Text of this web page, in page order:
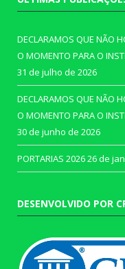
DECLARAMOS QUE NÃO
O MOMENTO PARA O
31 de julho de 2026
DECLARAMOS QUE NÃO
O MOMENTO PARA O
30 de junho de 2026
PORTARIAS 202626 de
DESENVOLVIDO POR